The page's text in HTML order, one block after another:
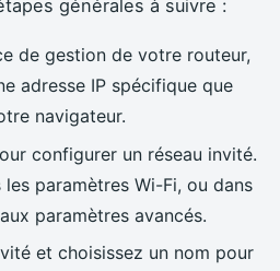
générales à suivre :
de gestion de votre routeur,
adresse IP spécifique que
navigateur.
configurer un réseau invité.
paramètres Wi-Fi, ou dans
paramètres avancés.
et choisissez un nom pour